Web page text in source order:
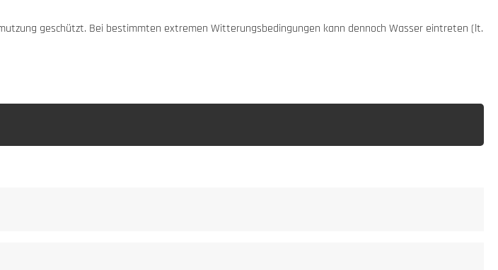
geschützt. Bei bestimmten extremen Witterungsbedingungen kann dennoch Wasser eintreten (lt.